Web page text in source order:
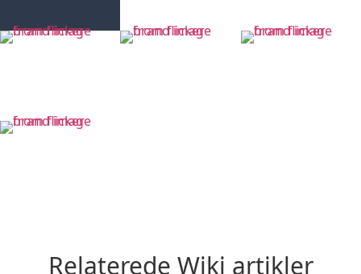
Relaterede Wiki artikler